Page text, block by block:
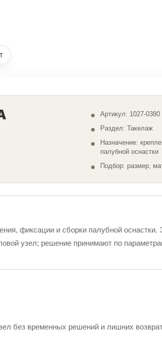
Артикул: 1027-0380
Раздел: Такелаж
Назначение:
палубной оснастки
Подбор: размер,
фиксации и сборки палубной
узел; решение принимают по
без временных решений и лишних